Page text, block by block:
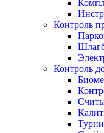
Контроль
Контроль